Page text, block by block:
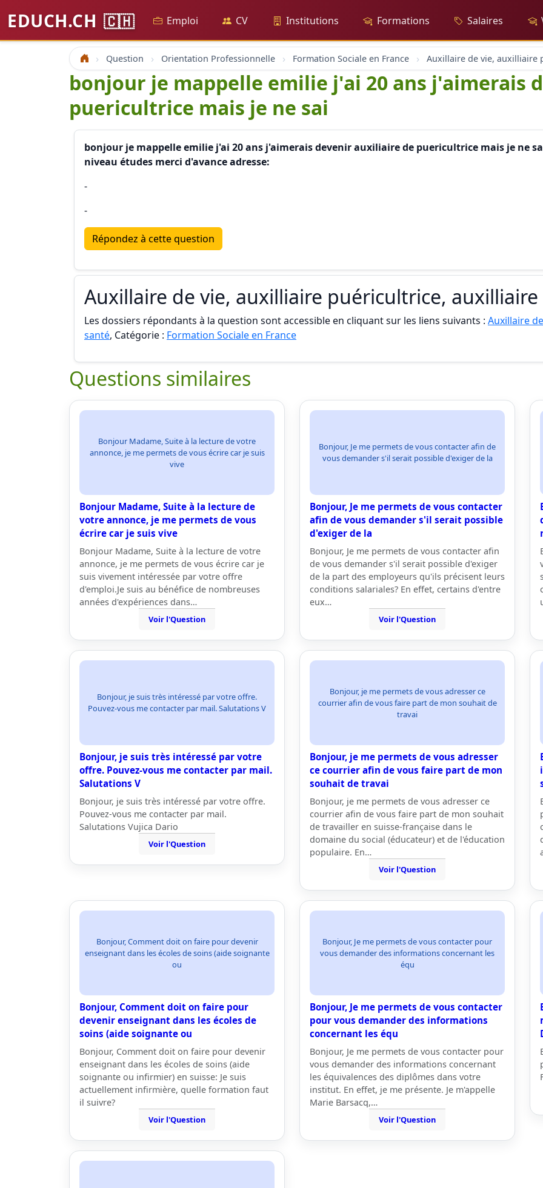
EDUCH.CH 🇨🇭 Emploi CV Institutions Formations Salaires
Accueil Question Orientation Professionnelle Formation Sociale en France
bonjour je mappelle emilie j'ai 20 ans j'aimerais
puericultrice mais je ne sai
bonjour je mappelle emilie j'ai 20 ans j'aimerais devenir auxiliaire de puericultrice mais je ne
niveau études merci d'avance adresse:
-
-
Répondez à cette question
Auxillaire de vie, auxilliaire puéricultrice, auxilliaire
Les dossiers répondants à la question sont accessible en cliquant sur les liens suivants : Auxillaire
santé, Catégorie : Formation Sociale en France
Questions similaires
Bonjour Madame, Suite à la lecture de votre
annonce, je me permets de vous écrire car je suis
vive
Bonjour Madame, Suite à la lecture de
votre annonce, je me permets de vous
écrire car je suis vive
Bonjour Madame, Suite à la lecture de votre
annonce, je me permets de vous écrire car je
suis vivement intéressée par votre offre
d'emploi.Je suis au bénéfice de nombreuses
années d'expériences dans…
Voir l'Question
Bonjour, Je me permets de vous contacter afin de
vous demander s'il serait possible d'exiger de la
Bonjour, Je me permets de vous contacter
afin de vous demander s'il serait possible
d'exiger de la
Bonjour, Je me permets de vous contacter afin
de vous demander s'il serait possible d'exiger
de la part des employeurs qu'ils précisent leurs
conditions salariales? En effet, certains d'entre
eux…
Voir l'Question
Bonjour, je suis très intéressé par votre offre.
Pouvez-vous me contacter par mail. Salutations V
Bonjour, je suis très intéressé par votre
offre. Pouvez-vous me contacter par mail.
Salutations V
Bonjour, je suis très intéressé par votre offre.
Pouvez-vous me contacter par mail.
Salutations Vujica Dario
Voir l'Question
Bonjour, je me permets de vous adresser ce
courrier afin de vous faire part de mon souhait de
travai
Bonjour, je me permets de vous adresser
ce courrier afin de vous faire part de mon
souhait de travai
Bonjour, je me permets de vous adresser ce
courrier afin de vous faire part de mon souhait
de travailler en suisse-française dans le
domaine du social (éducateur) et de l'éducation
populaire. En…
Voir l'Question
Bonjour, Comment doit on faire pour devenir
enseignant dans les écoles de soins (aide soignante
ou
Bonjour, Comment doit on faire pour
devenir enseignant dans les écoles de
soins (aide soignante ou
Bonjour, Comment doit on faire pour devenir
enseignant dans les écoles de soins (aide
soignante ou infirmier) en suisse: Je suis
actuellement infirmière, quelle formation faut
il suivre?
Voir l'Question
Bonjour, Je me permets de vous contacter pour
vous demander des informations concernant les
équ
Bonjour, Je me permets de vous contacter
pour vous demander des informations
concernant les équ
Bonjour, Je me permets de vous contacter pour
vous demander des informations concernant
les équivalences des diplômes dans votre
institut. En effet, je me présente. Je m'appelle
Marie Barsacq,…
Voir l'Question